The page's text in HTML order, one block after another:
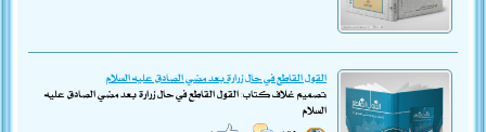
القول القاطع في حال زرارة بعد مُضي الصادق عليه السلام
تصميم غلاف كتاب: القول القاطع في حال زرارة بعد مُضي الصادق عليه
السلام